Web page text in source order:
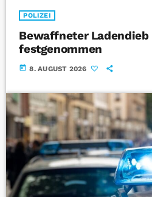
POLIZEI
Bewaffneter Ladendieb
festgenommen
today 8. AUGUST 2026